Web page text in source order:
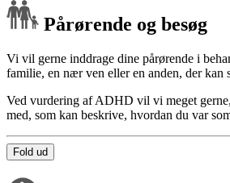
Pårørende og besøg
Vi vil gerne inddrage dine pårørende i
familie, en nær ven eller en anden, der kan
Ved vurdering af ADHD vil vi meget
med, som kan beskrive, hvordan du var
Fold ud